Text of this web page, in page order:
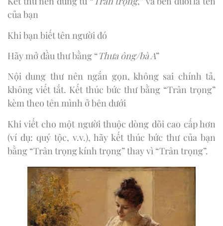
của bạn
Khi bạn biết tên người đó
Hãy mở đầu thư bằng “Thưa ông/bà A”
Nội dung thư nên ngắn gọn, không sai chính tả,
không viết tắt. Kết thúc bức thư bằng “Trân trọng”
kèm theo tên mình ở bên dưới
Khi viết cho một người thuộc dòng dõi cao cấp hơn
(ví dụ: quý tộc, v.v.), hãy kết thúc bức thư của bạn
bằng “Trân trọng kính trọng” thay vì “Trân trọng”.